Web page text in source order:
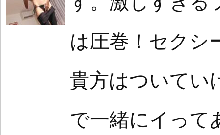
は圧巻！セクシ
貴方はついてい
で一緒にイって